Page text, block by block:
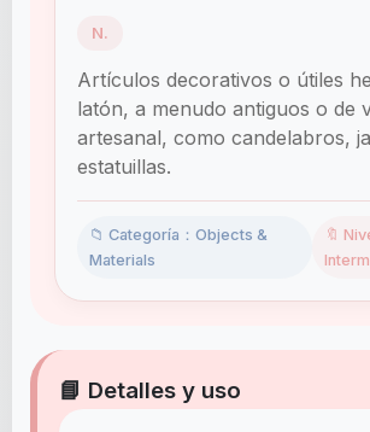
N.
Artículos decorativos o útiles
latón, a menudo antiguos o de
artesanal, como candelabros,
estatuillas.
📁 Categoría：Objects &
Materials
🔖
📘 Detalles y uso